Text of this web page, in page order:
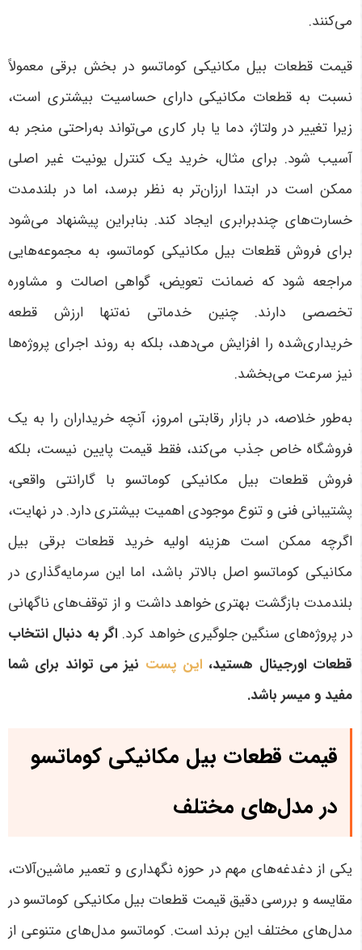
می‌کنند.
قیمت قطعات بیل مکانیکی کوماتسو در بخش برقی معمولاً
نسبت به قطعات مکانیکی دارای حساسیت بیشتری است،
زیرا تغییر در ولتاژ، دما یا بار کاری می‌تواند به‌راحتی منجر به
آسیب شود. برای مثال، خرید یک کنترل یونیت غیر اصلی
ممکن است در ابتدا ارزان‌تر به نظر برسد، اما در بلندمدت
خسارت‌های چندبرابری ایجاد کند. بنابراین پیشنهاد می‌شود
برای فروش قطعات بیل مکانیکی کوماتسو، به مجموعه‌هایی
مراجعه شود که ضمانت تعویض، گواهی اصالت و مشاوره
تخصصی دارند. چنین خدماتی نه‌تنها ارزش قطعه
خریداری‌شده را افزایش می‌دهد، بلکه به روند اجرای پروژه‌ها
نیز سرعت می‌بخشد.
به‌طور خلاصه، در بازار رقابتی امروز، آنچه خریداران را به یک
فروشگاه خاص جذب می‌کند، فقط قیمت پایین نیست، بلکه
فروش قطعات بیل مکانیکی کوماتسو با گارانتی واقعی،
پشتیبانی فنی و تنوع موجودی اهمیت بیشتری دارد. در نهایت،
اگرچه ممکن است هزینه اولیه خرید قطعات برقی بیل
مکانیکی کوماتسو اصل بالاتر باشد، اما این سرمایه‌گذاری در
بلندمدت بازگشت بهتری خواهد داشت و از توقف‌های ناگهانی
در پروژه‌های سنگین جلوگیری خواهد کرد. اگر به دنبال انتخاب
قطعات اورجینال هستید، این پست نیز می تواند برای شما
مفید و میسر باشد.
قیمت قطعات بیل مکانیکی کوماتسو
در مدل‌های مختلف
یکی از دغدغه‌های مهم در حوزه نگهداری و تعمیر ماشین‌آلات،
مقایسه و بررسی دقیق قیمت قطعات بیل مکانیکی کوماتسو در
مدل‌های مختلف این برند است. کوماتسو مدل‌های متنوعی از